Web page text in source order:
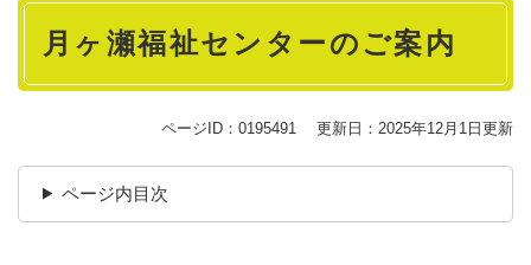
本
月ヶ瀬福祉センターのご案内
ページID：0195491 更新日：2025年12月1日更新
ページ内目次